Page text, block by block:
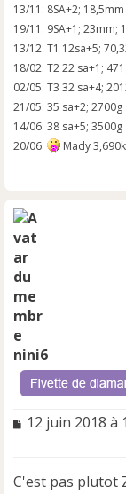
13/11: 8SA+2; 18,5mm
19/11: 9SA+1; 23mm;
13/12: T1 12sa+5;
18/02: T2 22 sa+1;
02/05: T3 32 sa+4;
21/05: 35 sa+2; 2700g
14/06: 38 sa+5; 3500g
20/06:
Mady
nini6
M
s
a
12 juin 2018 à
C'est pas plutot